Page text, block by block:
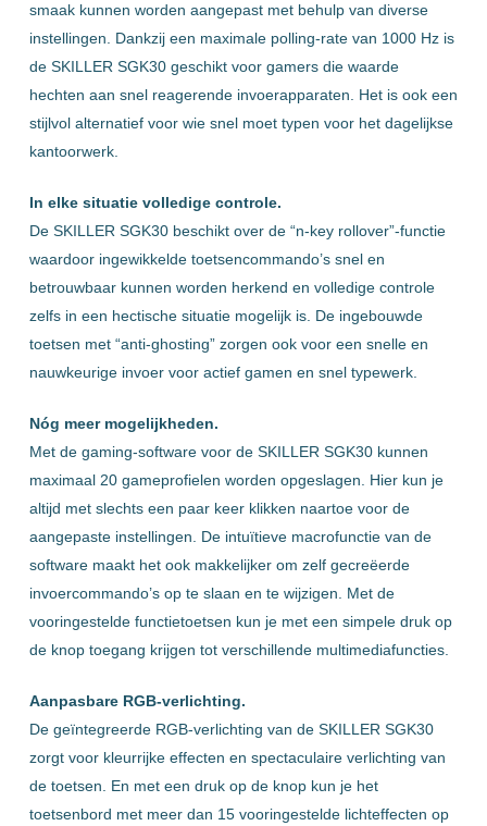
smaak kunnen worden aangepast met behulp van diverse
instellingen. Dankzij een maximale polling-rate van 1000 Hz is
de SKILLER SGK30 geschikt voor gamers die waarde
hechten aan snel reagerende invoerapparaten. Het is ook een
stijlvol alternatief voor wie snel moet typen voor het dagelijkse
kantoorwerk.
In elke situatie volledige controle.
De SKILLER SGK30 beschikt over de “n-key rollover”-functie
waardoor ingewikkelde toetsencommando’s snel en
betrouwbaar kunnen worden herkend en volledige controle
zelfs in een hectische situatie mogelijk is. De ingebouwde
toetsen met “anti-ghosting” zorgen ook voor een snelle en
nauwkeurige invoer voor actief gamen en snel typewerk.
Nóg meer mogelijkheden.
Met de gaming-software voor de SKILLER SGK30 kunnen
maximaal 20 gameprofielen worden opgeslagen. Hier kun je
altijd met slechts een paar keer klikken naartoe voor de
aangepaste instellingen. De intuïtieve macrofunctie van de
software maakt het ook makkelijker om zelf gecreëerde
invoercommando’s op te slaan en te wijzigen. Met de
vooringestelde functietoetsen kun je met een simpele druk op
de knop toegang krijgen tot verschillende multimediafuncties.
Aanpasbare RGB-verlichting.
De geïntegreerde RGB-verlichting van de SKILLER SGK30
zorgt voor kleurrijke effecten en spectaculaire verlichting van
de toetsen. En met een druk op de knop kun je het
toetsenbord met meer dan 15 vooringestelde lichteffecten op